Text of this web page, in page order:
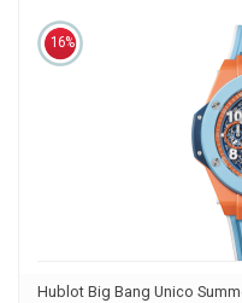
16%
Hublot Big Bang Unico